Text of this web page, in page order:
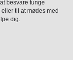
besvare tunge
til at mødes med
dig.